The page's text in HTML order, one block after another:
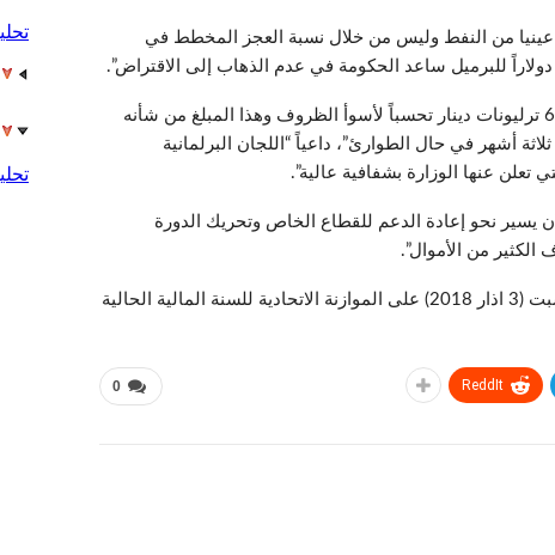
عينيا من النفط وليس من خلال نسبة العجز المخطط في
وأكد جوهان، أن “وزارة المالية تقوم بتأمين مبلغ لا يقل عن 6 ترليونات دينار تحسباً لأسوأ الظروف وهذا المبلغ من شأنه
أشهر في حال الطوارئ”، داعياً “اللجان البرلمانية
تعلن عنها الوزارة بشفافية عالية”.
يسير نحو إعادة الدعم للقطاع الخاص وتحريك الدورة
الكثير من الأموال”.
يشار إلى أن مجلس النواب صوت، بجلسته التي عقدت السبت (3 اذار 2018) على الموازنة الاتحادية للسنة المالية الحالية
0 ReddIt